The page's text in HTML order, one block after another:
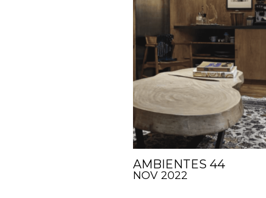
AMBIENTES 44
NOV 2022